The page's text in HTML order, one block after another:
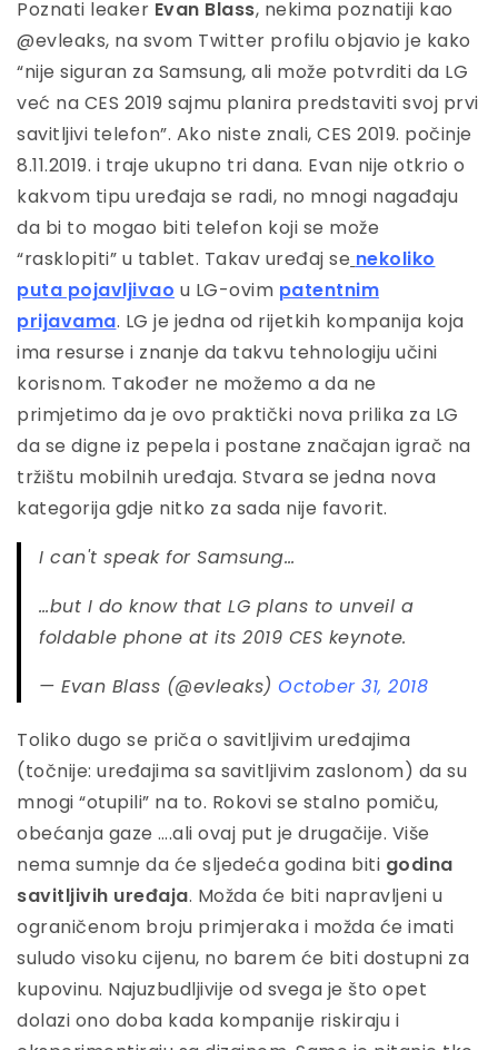
Poznati leaker Evan Blass, nekima poznatiji kao
@evleaks, na svom Twitter profilu objavio je kako
“nije siguran za Samsung, ali može potvrditi da LG
već na CES 2019 sajmu planira predstaviti svoj prvi
savitljivi telefon”. Ako niste znali, CES 2019. počinje
8.11.2019. i traje ukupno tri dana. Evan nije otkrio o
kakvom tipu uređaja se radi, no mnogi nagađaju
da bi to mogao biti telefon koji se može
“rasklopiti” u tablet. Takav uređaj se nekoliko
puta pojavljivao u LG-ovim patentnim
prijavama. LG je jedna od rijetkih kompanija koja
ima resurse i znanje da takvu tehnologiju učini
korisnom. Također ne možemo a da ne
primjetimo da je ovo praktički nova prilika za LG
da se digne iz pepela i postane značajan igrač na
tržištu mobilnih uređaja. Stvara se jedna nova
kategorija gdje nitko za sada nije favorit.
I can't speak for Samsung…
…but I do know that LG plans to unveil a
foldable phone at its 2019 CES keynote.
— Evan Blass (@evleaks) October 31, 2018
Toliko dugo se priča o savitljivim uređajima
(točnije: uređajima sa savitljivim zaslonom) da su
mnogi “otupili” na to. Rokovi se stalno pomiču,
obećanja gaze ….ali ovaj put je drugačije. Više
nema sumnje da će sljedeća godina biti godina
savitljivih uređaja. Možda će biti napravljeni u
ograničenom broju primjeraka i možda će imati
suludo visoku cijenu, no barem će biti dostupni za
kupovinu. Najuzbudljivije od svega je što opet
dolazi ono doba kada kompanije riskiraju i